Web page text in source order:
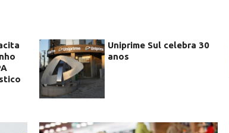
Uniprime Sul celebra 30
anos